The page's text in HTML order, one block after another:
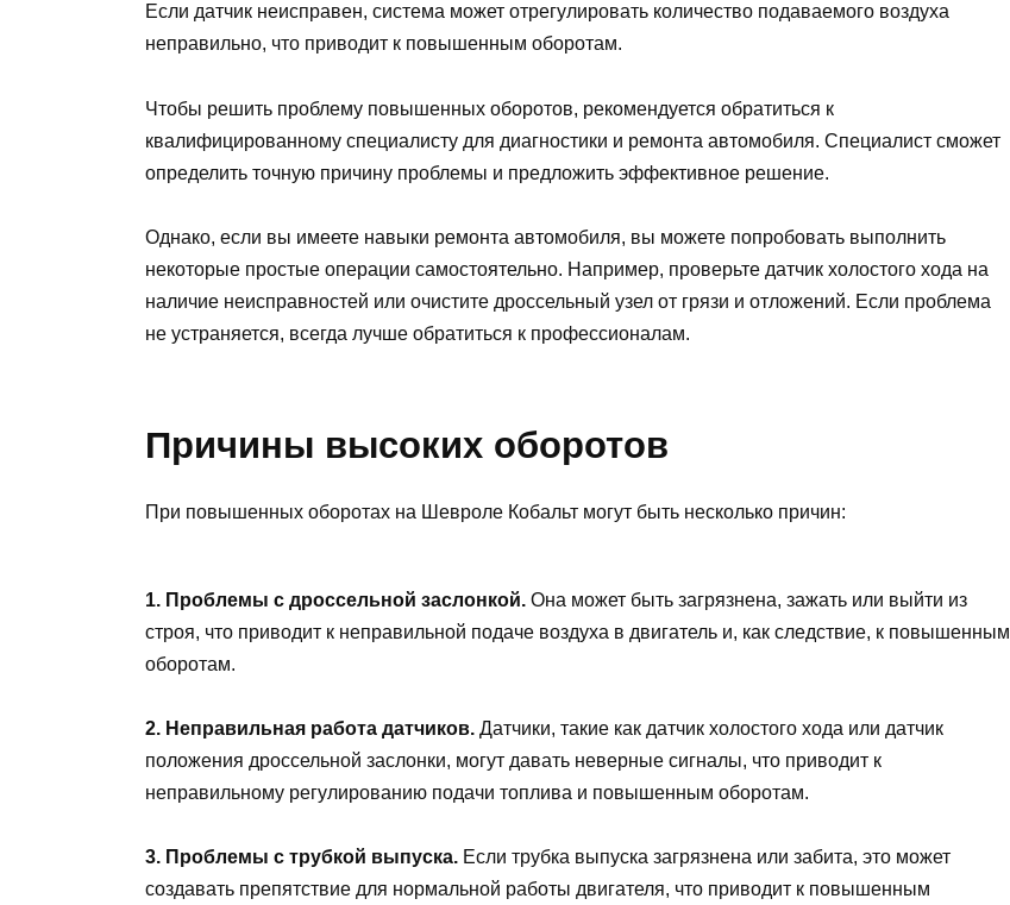
Если датчик неисправен, система может отрегулировать количество подаваемого воздуха
неправильно, что приводит к повышенным оборотам.
Чтобы решить проблему повышенных оборотов, рекомендуется обратиться к
квалифицированному специалисту для диагностики и ремонта автомобиля. Специалист сможет
определить точную причину проблемы и предложить эффективное решение.
Однако, если вы имеете навыки ремонта автомобиля, вы можете попробовать выполнить
некоторые простые операции самостоятельно. Например, проверьте датчик холостого хода на
наличие неисправностей или очистите дроссельный узел от грязи и отложений. Если проблема
не устраняется, всегда лучше обратиться к профессионалам.
Причины высоких оборотов
При повышенных оборотах на Шевроле Кобальт могут быть несколько причин:
1. Проблемы с дроссельной заслонкой. Она может быть загрязнена, зажать или выйти из
строя, что приводит к неправильной подаче воздуха в двигатель и, как следствие, к повышенным
оборотам.
2. Неправильная работа датчиков. Датчики, такие как датчик холостого хода или датчик
положения дроссельной заслонки, могут давать неверные сигналы, что приводит к
неправильному регулированию подачи топлива и повышенным оборотам.
3. Проблемы с трубкой выпуска. Если трубка выпуска загрязнена или забита, это может
создавать препятствие для нормальной работы двигателя, что приводит к повышенным